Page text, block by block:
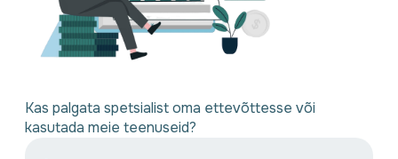
Kas palgata spetsialist oma ettevõttesse või
kasutada meie teenuseid?